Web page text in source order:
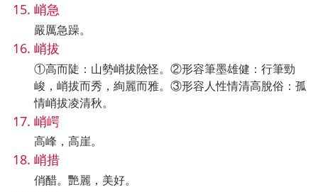
峭急
嚴厲急躁。
峭拔
①高而陡：山勢峭拔險怪。②形容筆墨雄健：行筆勁
峻，峭拔而秀，絢麗而雅。③形容人性情清高脫俗：孤
情峭拔凌清秋。
峭崿
高峰，高崖。
峭措
俏醋。艷麗，美好。